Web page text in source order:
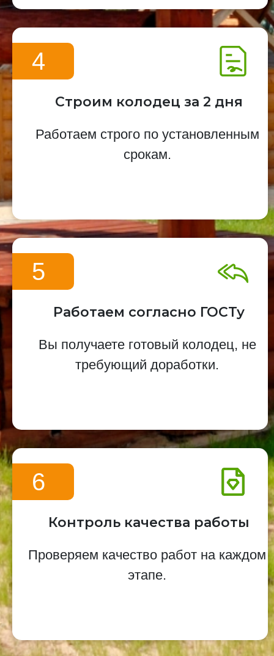
4
Строим колодец за 2 дня
Работаем строго по установленным
срокам.
5
Работаем согласно ГОСТу
Вы получаете готовый колодец, не
требующий доработки.
6
Контроль качества работы
Проверяем качество работ на каждом
этапе.